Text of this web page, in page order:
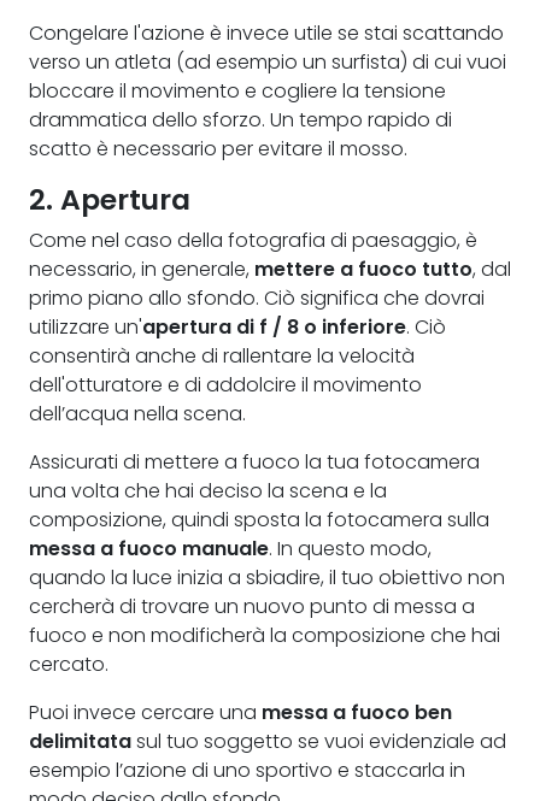
Congelare l'azione è invece utile se stai scattando
verso un atleta (ad esempio un surfista) di cui vuoi
bloccare il movimento e cogliere la tensione
drammatica dello sforzo. Un tempo rapido di
scatto è necessario per evitare il mosso.
2. Apertura
Come nel caso della fotografia di paesaggio, è
necessario, in generale, mettere a fuoco tutto, dal
primo piano allo sfondo. Ciò significa che dovrai
utilizzare un'apertura di f / 8 o inferiore. Ciò
consentirà anche di rallentare la velocità
dell'otturatore e di addolcire il movimento
dell’acqua nella scena.
Assicurati di mettere a fuoco la tua fotocamera
una volta che hai deciso la scena e la
composizione, quindi sposta la fotocamera sulla
messa a fuoco manuale. In questo modo,
quando la luce inizia a sbiadire, il tuo obiettivo non
cercherà di trovare un nuovo punto di messa a
fuoco e non modificherà la composizione che hai
cercato.
Puoi invece cercare una messa a fuoco ben
delimitatasul tuo soggetto se vuoi evidenziale ad
esempio l’azione di uno sportivo e staccarla in